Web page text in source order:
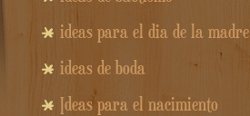
ideas para el dia de la madre
ideas de boda
Ideas para el nacimiento